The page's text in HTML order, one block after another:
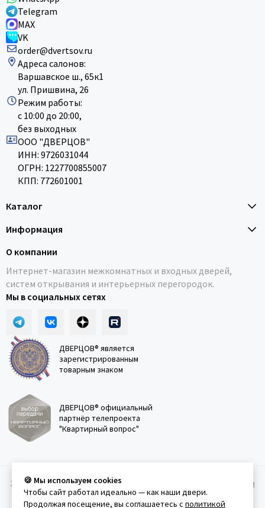
Telegram
MAX
VK
order@dvertsov.ru
Адреса салонов:
Варшавское ш., 65к1
ул. Пришвина, 26
Режим работы:
с 10:00 до 20:00,
без выходных
ООО "ДВЕРЦОВ"
ИНН: 9726031044
ОГРН: 1227700855007
КПП: 772601001
Каталог
Информация
О компании
Интернет-магазин межкомнатных и входных дверей,
систем открывания и интерьерных перегородок.
Мы в социальных сетях
ДВЕРЦОВ® является
зарегистрированным
товарным знаком
ДВЕРЦОВ® официальный
партнёр телепроекта
"Квартирный вопрос"
2011-2026 © Дверцов. Карта сайта
Политика
конфеденциальности Условия использования сайта
🍪 Мы используем cookies
Чтобы сайт работал идеально — как наши двери.
Продолжая посещение, вы соглашаетесь с политикой